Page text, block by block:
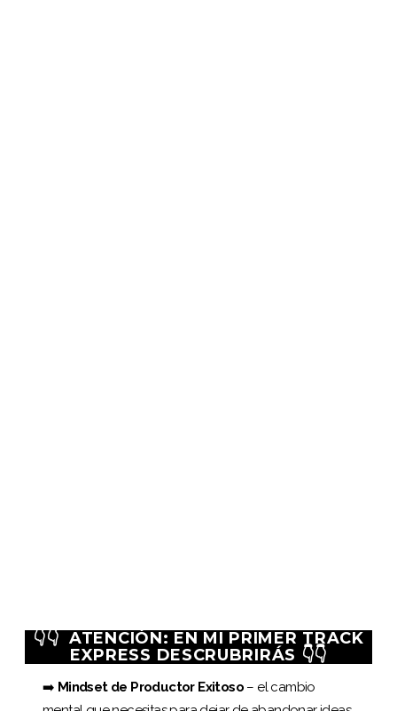
👇👇 ATENCIÓN: EN MI PRIMER TRACK
EXPRESS DESCRUBRIRÁS 👇👇
➡️ Mindset de Productor Exitoso – el cambio